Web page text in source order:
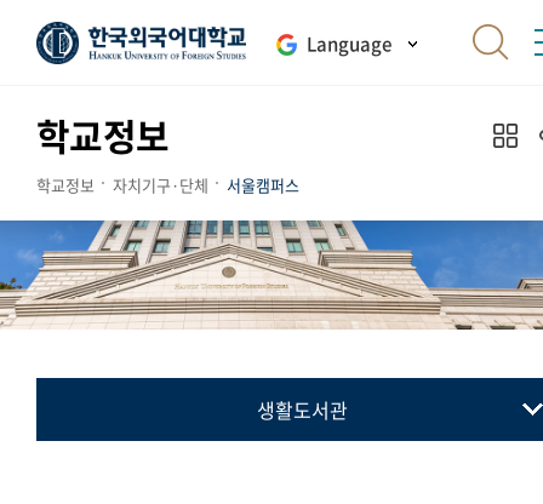
Language
학교정보
학교정보 자치기구·단체 서울캠퍼스
생활도서관